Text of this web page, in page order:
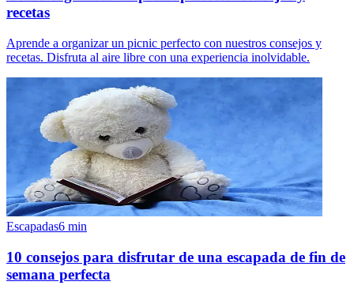
recetas
Aprende a organizar un picnic perfecto con nuestros consejos y
recetas. Disfruta al aire libre con una experiencia inolvidable.
Escapadas6 min
10 consejos para disfrutar de una escapada de fin de
semana perfecta